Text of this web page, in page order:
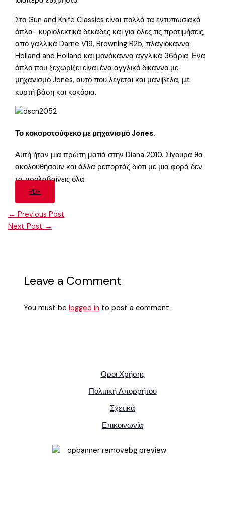
Στο Gun and Knife Classics είναι πολλά τα εντυπωσιακά
όπλα- κυριολεκτικά δεκάδες και για όλες τις προτιμήσεις,
από γαλλικά Darne V19, Browning B25, πλαγιόκαννα
Holland and Holland και μονόκαννα αγγλικά 36άρια. Ενα
όπλο που ξεχωρίζει είναι ένα αγγλικό δίκαννο με
μηχανισμό Jones, αυτό που λέγεται και μανιβέλα, με
κυρτή βάση και κοκόρια.
Το κοκοροτούφεκο με μηχανισμό Jones.
Αυτή ήταν μια πρώτη ματιά στην Diana 2010. Σίγουρα θα
ακολουθήσουν και άλλα ρεπορτάζ διότι με μια φορά δεν
τα προλαβαίνεις όλα.
PDF
← Previous Post
Next Post →
Leave a Comment
You must belogged in to post a comment.
Όροι Χρήσης
Πολιτική Απορρήτου
Σχετικά
Επικοινωνία